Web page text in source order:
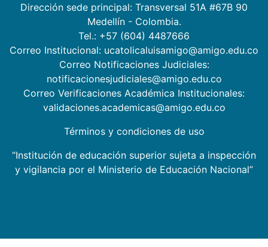
Dirección sede principal: Transversal 51A #67B 90
Medellín - Colombia.
Tel.: +57 (604) 4487666
Correo Institucional: ucatolicaluisamigo@amigo.edu.co
Correo Notificaciones Judiciales:
notificacionesjudiciales@amigo.edu.co
Correo Verificaciones Académica Institucionales:
validaciones.academicas@amigo.edu.co
Términos y condiciones de uso
“Institución de educación superior sujeta a inspección
y vigilancia por el Ministerio de Educación Nacional”